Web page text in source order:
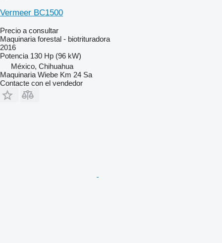
Vermeer BC1500
Precio a consultar
Maquinaria forestal - biotrituradora
2016
Potencia 130 Hp (96 kW)
México, Chihuahua
Maquinaria Wiebe Km 24 Sa
Contacte con el vendedor